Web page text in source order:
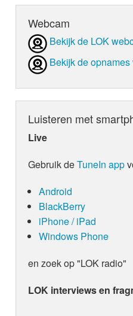
Webcam
Bekijk de LOK
Bekijk de
Luisteren met
Live
Gebruik deTuneIn app
Android
BlackBerry
iPhone / iPad
Windows Phone
en zoek op "LOK radio"
LOK interviews en